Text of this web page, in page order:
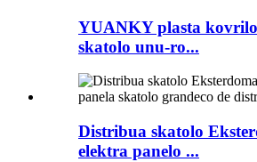
YUANKY plasta
skatolo unu-ro...
Distribua skatolo
elektra panelo ...